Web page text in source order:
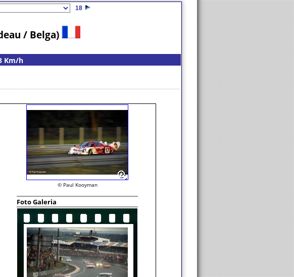
18
/ Belga)
Km/h
© Paul Kooyman
Foto Galeria